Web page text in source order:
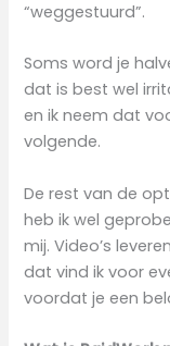
“weggestuurd”.
Soms word je
dat is best wel
en ik neem dat
volgende.
De rest van de
heb ik wel
mij. Video’s
dat vind ik voor
voordat je een